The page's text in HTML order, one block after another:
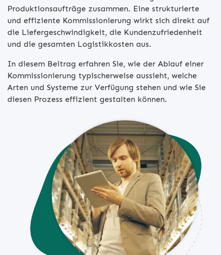
Produktionsaufträge zusammen. Eine strukturierte
und effiziente Kommissionierung wirkt sich direkt auf
die Liefergeschwindigkeit, die Kundenzufriedenheit
und die gesamten Logistikkosten aus.
In diesem Beitrag erfahren Sie, wie der Ablauf einer
Kommissionierung typischerweise aussieht, welche
Arten und Systeme zur Verfügung stehen und wie Sie
diesen Prozess effizient gestalten können.